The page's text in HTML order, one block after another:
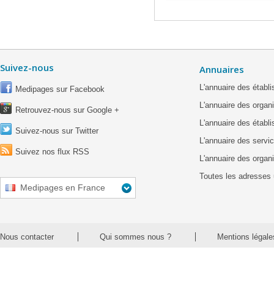
Suivez-nous
Medipages sur Facebook
Retrouvez-nous sur Google +
Suivez-nous sur Twitter
Suivez nos flux RSS
Medipages en France
Annuaires
L'annuaire des
L'annuaire des
L'annuaire des
L'annuaire des
L'annuaire des
Toutes les adresses
Nous contacter Qui sommes nous ? Mentions